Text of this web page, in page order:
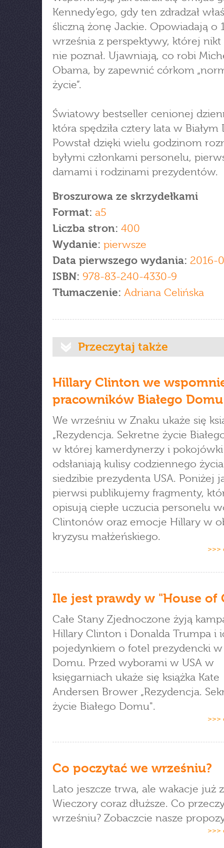
Kennedy’ego, gdy ten zdradzał
śliczną żonę Jackie. Opowiadają o
września z perspektywy, której nikt
nie poznał. Ujawniają, co robi
Obama, by zapewnić córkom
życie”.
Światowy bestseller cenionej
która spędziła cztery lata w Białym
Powstał dzięki wielu godzinom
byłymi członkami personelu,
damami i rodzinami prezydentów.
Broszurowa ze skrzydełkami
Format: a5
Liczba stron: 400
Wydanie: pierwsze
Data pierwszego wydania: 2016-
ISBN: 978-83-240-4330-9
Tłumaczenie: Adriana Celińska
Przeczytaj także
Hillary Clinton we
pracowników Białego Domu
We wrześniu w Znaku ukaże się
„Rezydencja. Sekretne życie
w której kamerdynerzy i pokojówki
odsłaniają kulisy codziennego
siedzibie prezydenta USA. Poniżej
pierwsi publikujemy fragmenty,
opisują ciepłe uczucia personelu
Clintonów oraz emocje Hillary w
kryzysu małżeńskiego.
>>>
Ile jest prawdy w "House of
Całe Stany Zjednoczone żyją
Hillary Clinton i Donalda Trumpa i
pojedynkiem o fotel prezydencki w
Domu. Przed wyborami w USA w
księgarniach ukaże się książka Kate
Andersen Brower „Rezydencja.
życie Białego Domu".
>>>
Co poczytać we wrześniu?
Lato jeszcze trwa, ale wakacje już
Wieczory coraz dłuższe. Co
wrześniu? Zobaczcie nasze
>>>